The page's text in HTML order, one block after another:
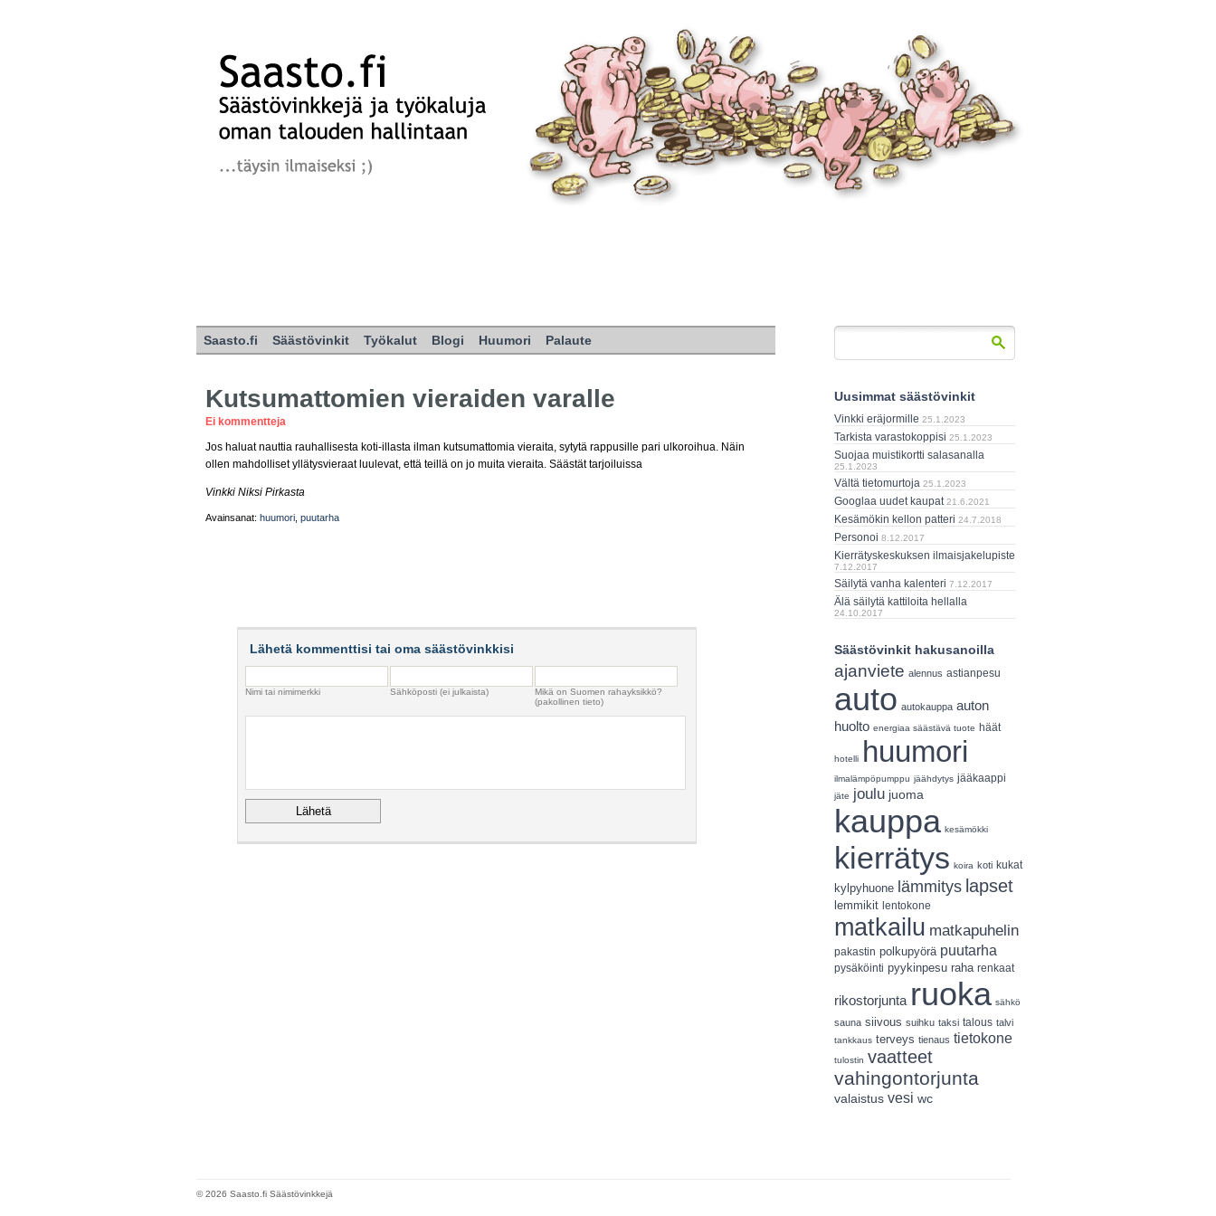
Saasto.fi Säästövinkit Työkalut Blogi Huumori Palaute
Kutsumattomien vieraiden varalle
Ei kommentteja
Jos haluat nauttia rauhallisesta koti-illasta ilman kutsumattomia vieraita, sytytä rappusille pari ulkoroihua. Näin
ollen mahdolliset yllätysvieraat luulevat, että teillä on jo muita vieraita. Säästät tarjoiluissa
Vinkki Niksi Pirkasta
Avainsanat: huumori puutarha
Lähetä kommenttisi tai oma säästövinkkisi
Nimi tai nimimerkki Sähköposti (ei julkaista)
Mikä on Suomen rahayksikkö?
(pakollinen tieto)
Uusimmat säästövinkit
Vinkki eräjormille 25.1.2023
Tarkista varastokoppisi 25.1.2023
Suojaa muistikortti salasanalla
25.1.2023
Vältä tietomurtoja 25.1.2023
Googlaa uudet kaupat 21.6.2021
Kesämökin kellon patteri 24.7.2018
Personoi 8.12.2017
Kierrätyskeskuksen ilmaisjakelupiste
7.12.2017
Säilytä vanha kalenteri 7.12.2017
Älä säilytä kattiloita hellalla
24.10.2017
Säästövinkit hakusanoilla
ajanviete alennus astianpesu
auto autokauppa auton
huolto energiaa säästävä tuote häät
hotelli huumori
ilmalämpöpumppu jäähdytys jääkaappi
jäte joulu juoma
kauppa kesämökki
kierrätys koira koti kukat
kylpyhuone lämmitys lapset
lemmikit lentokone
matkailu matkapuhelin
pakastin polkupyörä puutarha
pysäköinti pyykinpesu raha renkaat
rikostorjunta ruoka sähkö
sauna siivous suihku taksi talous talvi
tankkaus terveys tienaus tietokone
tulostin vaatteet
vahingontorjunta
valaistus vesi wc
© 2026 Saasto.fi Säästövinkkejä